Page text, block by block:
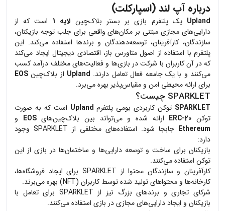
درباره آپ لند (اسپارکلت)
Upland یک پلتفرم بازی بر بستر بلاک‌چین لایه 1
است که از
دارایی‌های مجازی مبتنی بر مکان‌های واقعی برای جلب توجه بازیکنان،
سازندگان، کارآفرینان، توسعه‌دهندگان و برندها استفاده می‌کند. این
پلتفرم با استفاده از اصول متاورس باز، اقتصادی دیجیتال ایجاد می‌کند
که در آن کاربران با شرکت در بازی‌ها و فعالیت‌های مختلف درآمد کسب
می‌کنند و با یک جامعه فعال تعامل دارند. Upland از بلاک‌چین EOS
برای ارائه محیطی امن و مقیاس‌پذیر بهره می‌برد.
SPARKLET چیست؟
SPARKLET توکن کاربردی بومی پلتفرم Upland است که به صورت
توکن ERC-20 ارائه شده و می‌تواند بین بلاک‌چین‌هایEOS و
Ethereum
جابجا شود. استفاده‌های مختلفی از SPARKLET وجود
دارد:
بازیکنان برای ساخت و توسعه دارایی‌ها و ساختمان‌ها در بازی از این
توکن استفاده می‌کنند.
کارآفرینان و سازندگان محتوا از SPARKLET برای ایجاد فروشگاه‌ها،
کارخانه‌ها و محتواهای تولید شده توسط کاربران (NFT) بهره می‌برند.
شرکای تجاری و برندهای بزرگ نیز از SPARKLET برای تعامل با
بازیکنان و ایجاد دارایی‌های مجازی در بازی استفاده می‌کنند.